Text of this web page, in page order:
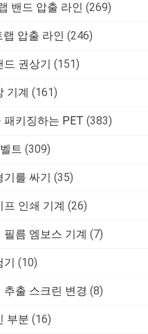
밴드 압출 라인 (269)
랩 압출 라인 (246)
권상기 (151)
기계 (161)
패키징하는 PET (383)
트 (309)
를 싸기 (35)
인쇄 기계 (26)
필름 엠보스 기계 (7)
(10)
추출 스크린 변경 (8)
부분 (16)